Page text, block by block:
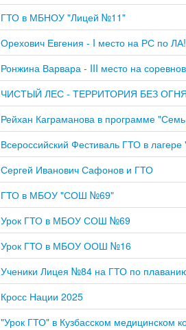
ГТО в МБНОУ "Лицей №11"
Орехович Евгения - I место на РС по ЛА!
Ронжина Варвара - III место на
ЧИСТЫЙ ЛЕС - ТЕРРИТОРИЯ БЕЗ
Рейхан Каграманова в программе
Всероссийский Фестиваль ГТО в лагере
Сергей Иванович Сафонов и ГТО
ГТО в МБОУ "СОШ №69"
Урок ГТО в МБОУ СОШ №69
Урок ГТО в МБОУ ООШ №16
Ученики Лицея №84 на ГТО по
Кросс Нации 2025
"Урок ГТО" в Кузбасском медицинском